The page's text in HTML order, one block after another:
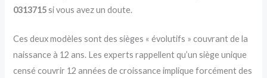
0313715si vous avez un doute.
Ces deux modèles sont des sièges « évolutifs » couvrant de la
naissance à 12 ans. Les experts rappellent qu’un siège unique
censé couvrir 12 années de croissance implique forcément des